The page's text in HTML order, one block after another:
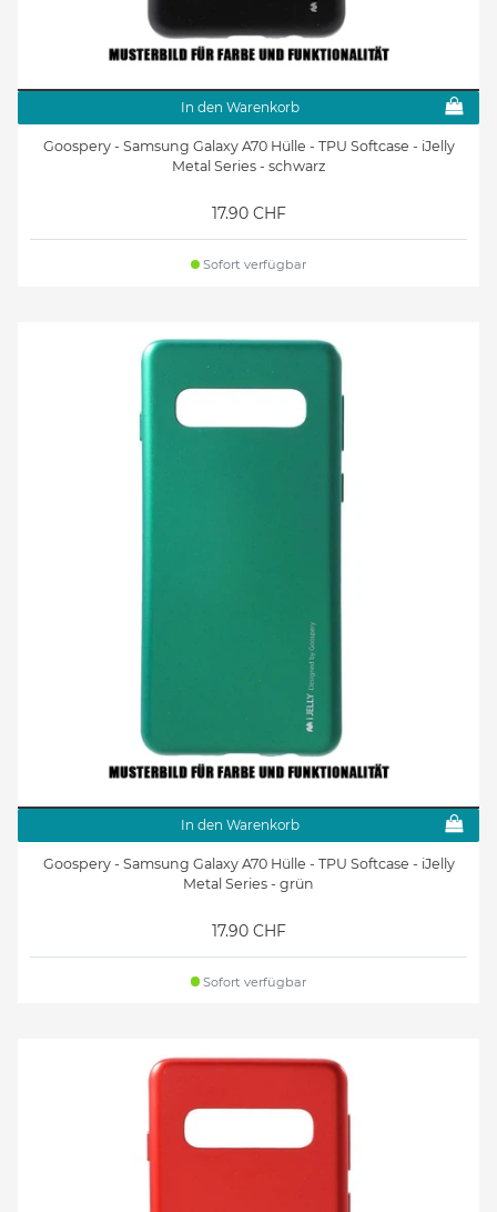
In den Warenkorb
Goospery - Samsung Galaxy A70 Hülle - TPU Softcase - iJelly
Metal Series - schwarz
17.90 CHF
Sofort verfügbar
In den Warenkorb
Goospery - Samsung Galaxy A70 Hülle - TPU Softcase - iJelly
Metal Series - grün
17.90 CHF
Sofort verfügbar